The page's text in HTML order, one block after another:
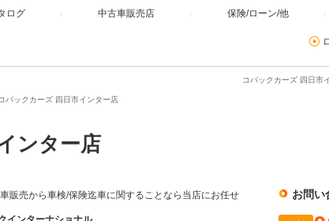
ログ 中古車販売店 保険/ローン/他
コバックカーズ 四日市
バックカーズ 四日市インター店
ンター店
販売から車検/保険迄車に関することなら当店にお任せ お問い